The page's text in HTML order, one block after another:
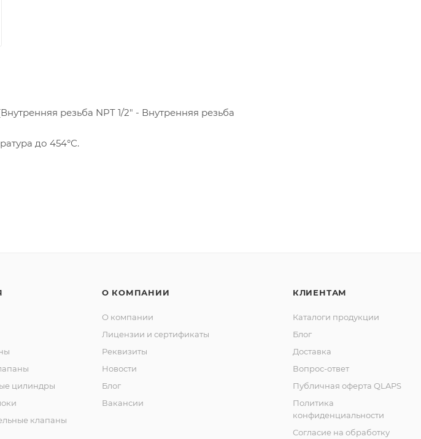
резьба NPT 1/2" - Внутренняя резьба
до 454°С.
цилиндры
клапаны
О КОМПАНИИ
О компании
Лицензии и сертификаты
Реквизиты
Новости
Блог
Вакансии
КЛИЕНТАМ
Каталоги продукции
Блог
Доставка
Вопрос-ответ
Публичная оферта QLAPS
Политика
конфиденциальности
Согласие на обработку